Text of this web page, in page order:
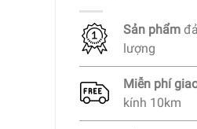
Sản phẩm
lượng
Miễn phí
kính 10km